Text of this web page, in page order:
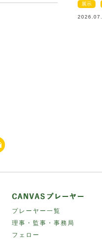
展示
プレーヤー一覧
理事・監事・事務局
フェロー